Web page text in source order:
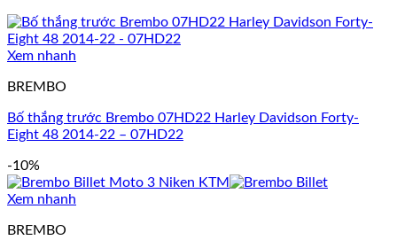
Xem nhanh
BREMBO
Bố thắng trước Brembo 07HD22 Harley Davidson Forty-
Eight 48 2014-22 – 07HD22
-10%
Xem nhanh
BREMBO